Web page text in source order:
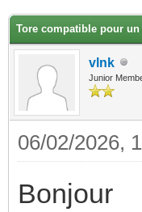
Tore compatible pour un
vlnk
Junior
06/02/2026,
Bonjour